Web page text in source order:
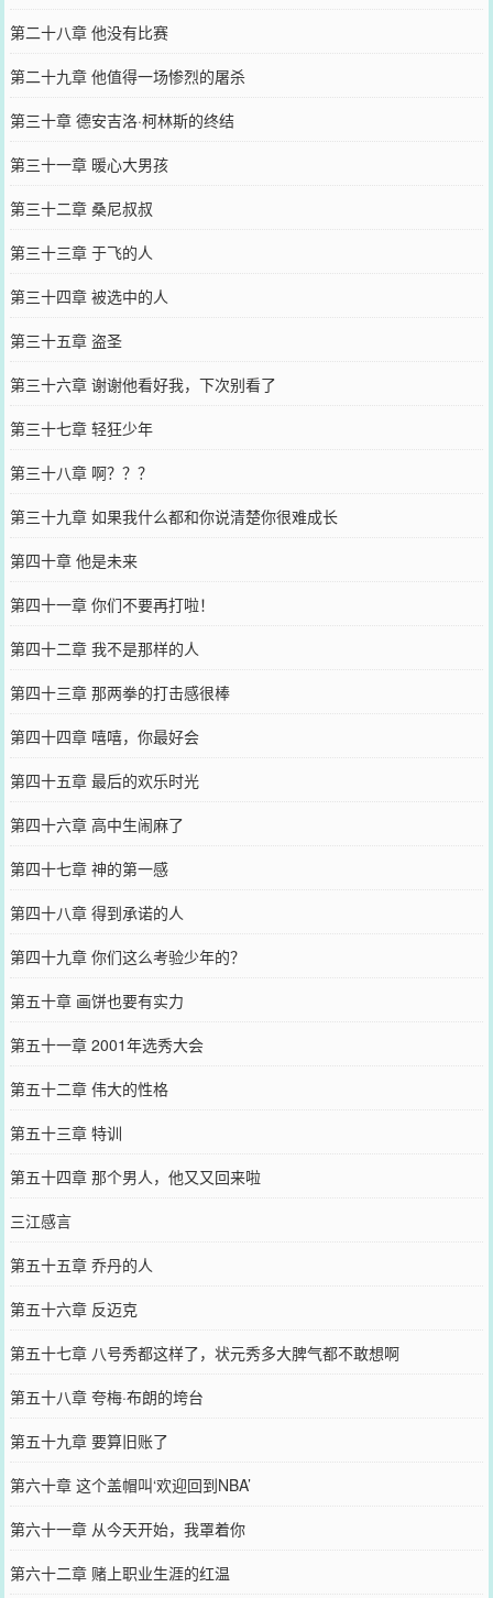
第二十八章 他没有比赛
第二十九章 他值得一场惨烈的屠杀
第三十章 德安吉洛·柯林斯的终结
第三十一章 暖心大男孩
第三十二章 桑尼叔叔
第三十三章 于飞的人
第三十四章 被选中的人
第三十五章 盗圣
第三十六章 谢谢他看好我，下次别看了
第三十七章 轻狂少年
第三十八章 啊？？？
第三十九章 如果我什么都和你说清楚你很难成长
第四十章 他是未来
第四十一章 你们不要再打啦！
第四十二章 我不是那样的人
第四十三章 那两拳的打击感很棒
第四十四章 嘻嘻，你最好会
第四十五章 最后的欢乐时光
第四十六章 高中生闹麻了
第四十七章 神的第一感
第四十八章 得到承诺的人
第四十九章 你们这么考验少年的？
第五十章 画饼也要有实力
第五十一章 2001年选秀大会
第五十二章 伟大的性格
第五十三章 特训
第五十四章 那个男人，他又又回来啦
三江感言
第五十五章 乔丹的人
第五十六章 反迈克
第五十七章 八号秀都这样了，状元秀多大脾气都不敢想啊
第五十八章 夸梅·布朗的垮台
第五十九章 要算旧账了
第六十章 这个盖帽叫‘欢迎回到NBA’
第六十一章 从今天开始，我罩着你
第六十二章 赌上职业生涯的红温